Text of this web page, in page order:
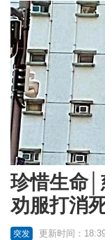
珍惜生命
劝服打消
突发 更新时间：